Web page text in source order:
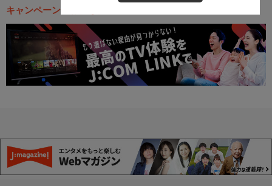
キャンペーン・お得な情報